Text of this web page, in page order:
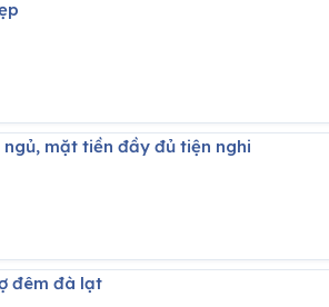
ngủ, mặt tiền đầy đủ tiện nghi
đêm đà lạt